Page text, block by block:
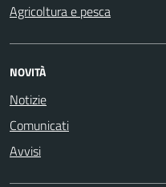
Agricoltura e pesca
NOVITÀ
Notizie
Comunicati
Avvisi